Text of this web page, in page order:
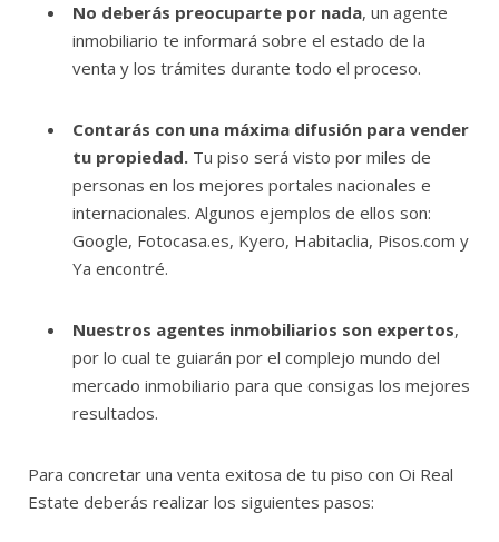
No deberás preocuparte por nada, un agente
inmobiliario te informará sobre el estado de la
venta y los trámites durante todo el proceso.
Contarás con una máxima difusión para vender
tu propiedad. Tu piso será visto por miles de
personas en los mejores portales nacionales e
internacionales. Algunos ejemplos de ellos son:
Google, Fotocasa.es, Kyero, Habitaclia, Pisos.com y
Ya encontré.
Nuestros agentes inmobiliarios son expertos,
por lo cual te guiarán por el complejo mundo del
mercado inmobiliario para que consigas los mejores
resultados.
Para concretar una venta exitosa de tu piso con Oi Real
Estate deberás realizar los siguientes pasos: